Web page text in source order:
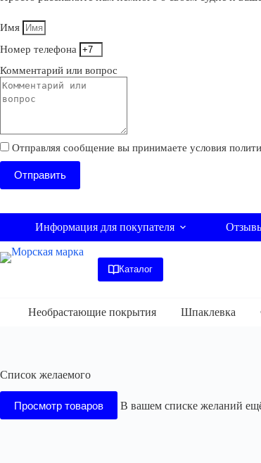
Имя
Номер телефона
Комментарий или вопрос
Отправляя сообщение вы принимаете условия
Отправить
Информация для покупателя
Каталог
Необрастающие покрытия Шпаклевка
Список желаемого
Просмотр товаров В вашем списке желаний